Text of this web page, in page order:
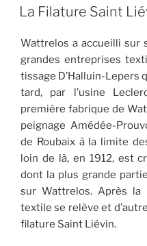
LE
La Filature Saint
Wattrelos a accueilli sur
grandes entreprises
tissage D’Halluin-Lepers
tard, par l’usine
première fabrique de
peignage Amédée-
de Roubaix à la limite
loin de là, en 1912, est
dont la plus grande
sur Wattrelos. Après la
textile se relève et
filature Saint Liévin.